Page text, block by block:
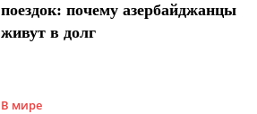
поездок: почему азербайджанцы
живут в долг
В мире